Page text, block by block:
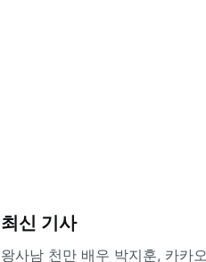
최신 기사
왕사남 천만 배우 박지훈, 카카